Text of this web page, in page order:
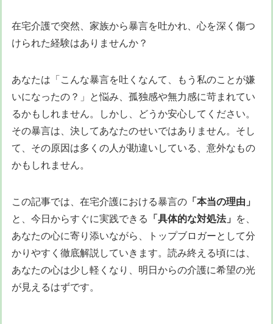
在宅介護で突然、家族から暴言を吐かれ、心を深く傷つ
けられた経験はありませんか？
あなたは「こんな暴言を吐くなんて、もう私のことが嫌
いになったの？」と悩み、孤独感や無力感に苛まれてい
るかもしれません。しかし、どうか安心してください。
その暴言は、決してあなたのせいではありません。そし
て、その原因は多くの人が勘違いしている、意外なもの
かもしれません。
この記事では、在宅介護における暴言の 「本当の理由」
と、今日からすぐに実践できる 「具体的な対処法」 を、
あなたの心に寄り添いながら、トップブロガーとして分
かりやすく徹底解説していきます。読み終える頃には、
あなたの心は少し軽くなり、明日からの介護に希望の光
が見えるはずです。